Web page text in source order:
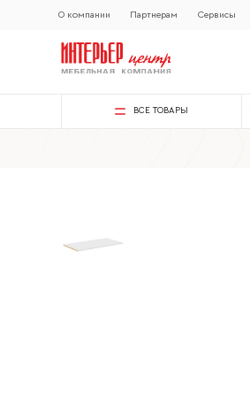
О компании Партнерам Сервисы
ВСЕ ТОВАРЫ